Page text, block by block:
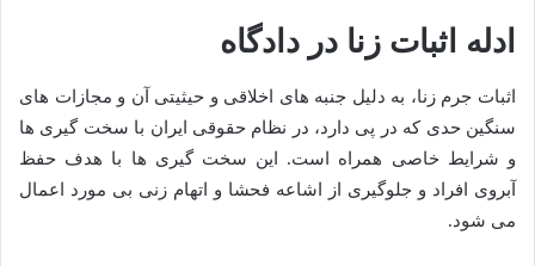
ادله اثبات زنا در دادگاه
اثبات جرم زنا، به دلیل جنبه های اخلاقی و حیثیتی آن و مجازات های
سنگین حدی که در پی دارد، در نظام حقوقی ایران با سخت گیری ها
و شرایط خاصی همراه است. این سخت گیری ها با هدف حفظ
آبروی افراد و جلوگیری از اشاعه فحشا و اتهام زنی بی مورد اعمال
می شود.